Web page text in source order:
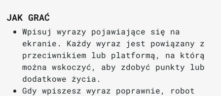
JAK GRAĆ
Wpisuj wyrazy pojawiające się na
ekranie. Każdy wyraz jest powiązany z
przeciwnikiem lub platformą, na którą
można wskoczyć, aby zdobyć punkty lub
dodatkowe życia.
Gdy wpiszesz wyraz poprawnie, robot